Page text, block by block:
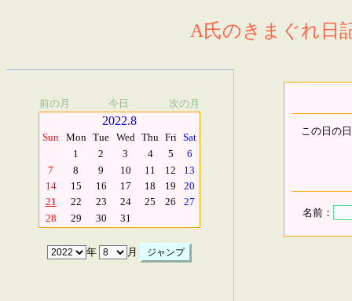
A氏のきまぐれ日
前の月 今日 次の月
2022.8
Sun Mon Tue Wed Thu Fri Sat
1
2 3 4 5
6
7
8 9 10 11 12
13
14
15 16 17 18 19
20
21
22 23 24 25 26
27
28
29 30 31
年 月
この日の
名前：